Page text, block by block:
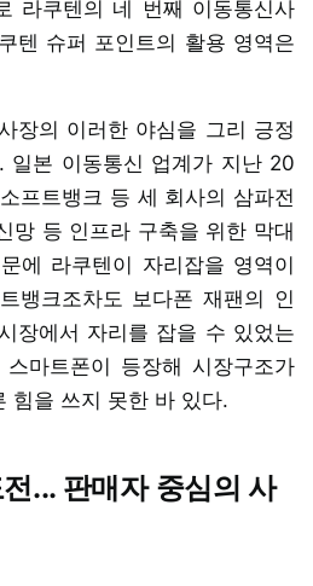
라쿠텐의 네 번째 이동통신사
텐 슈퍼 포인트의 활용 영역은
장의 이러한 야심을 그리 긍정
일본 이동통신 업계가 지난 20
프트뱅크 등 세 회사의 삼파전
망 등 인프라 구축을 위한 막대
에 라쿠텐이 자리잡을 영역이
뱅크조차도 보다폰 재팬의 인
장에서 자리를 잡을 수 있었는
마트폰이 등장해 시장구조가
힘을 쓰지 못한 바 있다.
... 판매자 중심의 사